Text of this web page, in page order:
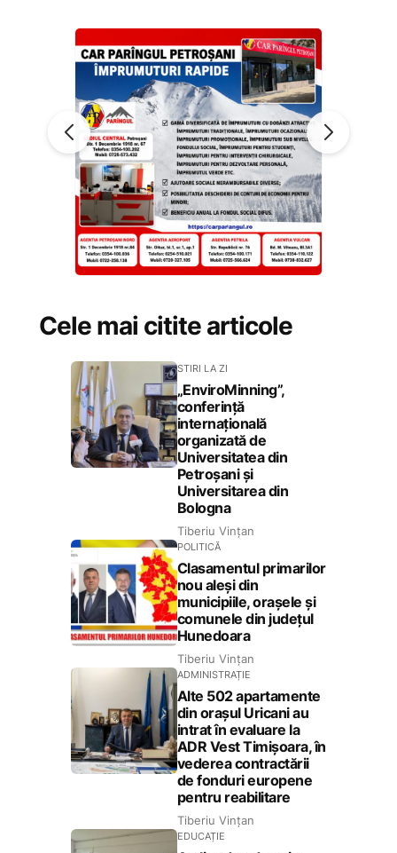
Cele mai citite articole
STIRI LA ZI
„EnviroMinning”,
conferință
internațională
organizată de
Universitatea din
Petroșani și
Universitarea din
Bologna
Tiberiu Vințan
POLITICĂ
Clasamentul primarilor
nou aleși din
municipiile, orașele și
comunele din județul
Hunedoara
Tiberiu Vințan
ADMINISTRAȚIE
Alte 502 apartamente
din orașul Uricani au
intrat în evaluare la
ADR Vest Timișoara, în
vederea contractării
de fonduri europene
pentru reabilitare
Tiberiu Vințan
EDUCAȚIE